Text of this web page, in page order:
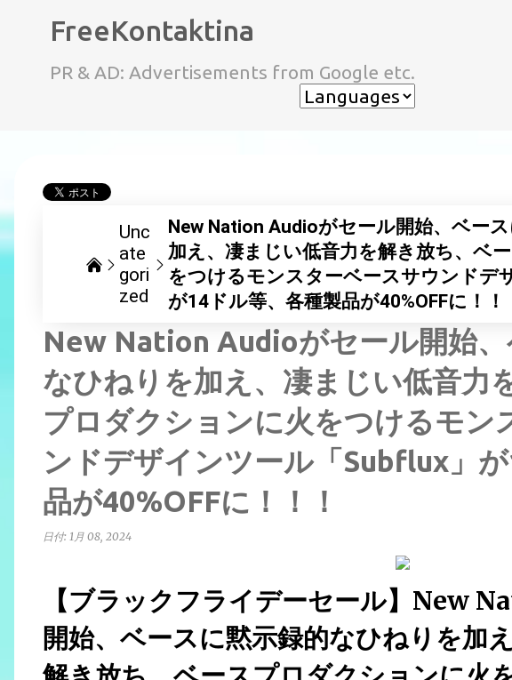
FreeKontaktina
PR & AD: Advertisements from Google etc.
Unc
ate
gori
zed
New Nation Audioがセール開始、ベー
加え、凄まじい低音力を解き放ち、ベ
をつけるモンスターベースサウンドデ
が14ドル等、各種製品が40%OFFに！！
New Nation Audioがセール開始
なひねりを加え、凄まじい低音力
プロダクションに火をつけるモン
ンドデザインツール「Subflux」
品が40%OFFに！！！
日付: 1月 08, 2024
【ブラックフライデーセール】New
開始、ベースに黙示録的なひねりを加